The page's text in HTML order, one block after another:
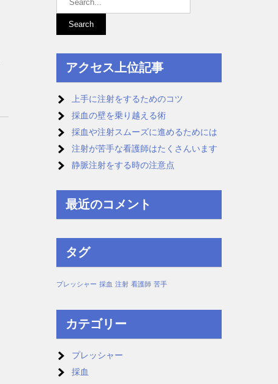
アクセス上位記事
上手に注射をするためのコツ
採血の壁を乗り越える術
採血や注射スムーズに進めるためには
注射が苦手な看護師はたくさんいます
静脈注射をする時の注意点
最近のコメント
タグ
プレッシャー 採血 注射 看護師 苦手
カテゴリー
プレッシャー
採血